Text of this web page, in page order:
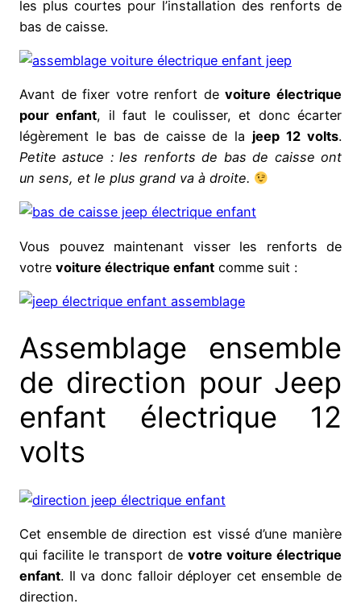
les plus courtes pour l’installation des renforts de
bas de caisse.
Avant de fixer votre renfort devoiture électrique
pour enfant, il faut le coulisser, et donc écarter
légèrement le bas de caisse de la jeep 12 volts.
Petite astuce : les renforts de bas de caisse ont
un sens, et le plus grand va à droite.
Vous pouvez maintenant visser les renforts de
votre voiture électrique enfant comme suit :
Assemblage ensemble
de direction pour Jeep
enfant électrique 12
volts
Cet ensemble de direction est vissé d’une manière
qui facilite le transport de votre voiture électrique
enfant. Il va donc falloir déployer cet ensemble de
direction.